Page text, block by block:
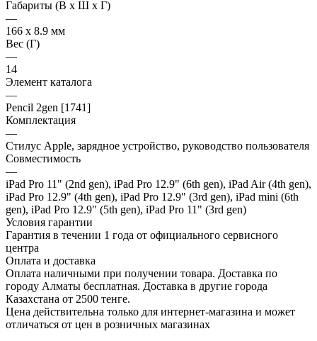
Габариты (В х Ш х Г)
—
166 х 8.9 мм
Вес (Г)
—
14
Элемент каталога
—
Pencil 2gen [1741]
Комплектация
—
Cтилус Apple, зарядное устройство, руководство пользователя
Совместимость
—
iPad Pro 11" (2nd gen), iPad Pro 12.9" (6th gen), iPad Air (4th gen),
iPad Pro 12.9" (4th gen), iPad Pro 12.9" (3rd gen), iPad mini (6th
gen), iPad Pro 12.9" (5th gen), iPad Pro 11" (3rd gen)
Условия гарантии
Гарантия в течении 1 года от официального сервисного
центра
Оплата и доставка
Оплата наличными при получении товара. Доставка по
городу Алматы бесплатная. Доставка в другие города
Казахстана от 2500 тенге.
Цена действительна только для интернет-магазина и может
отличаться от цен в розничных магазинах